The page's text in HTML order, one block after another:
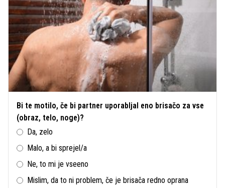
Bi te motilo, če bi partner uporabljal eno brisačo za vse
(obraz, telo, noge)?
Da, zelo
Malo, a bi sprejel/a
Ne, to mi je vseeno
Mislim, da to ni problem, če je brisača redno oprana